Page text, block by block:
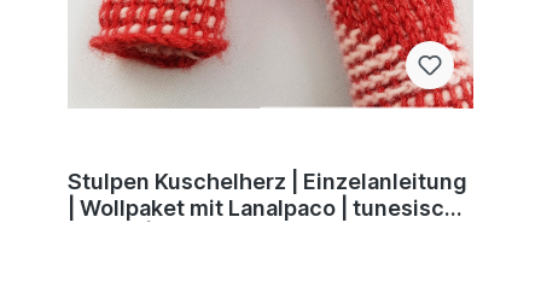
Stulpen Kuschelherz | Einzelanleitung
| Wollpaket mit Lanalpaco | tunesisch